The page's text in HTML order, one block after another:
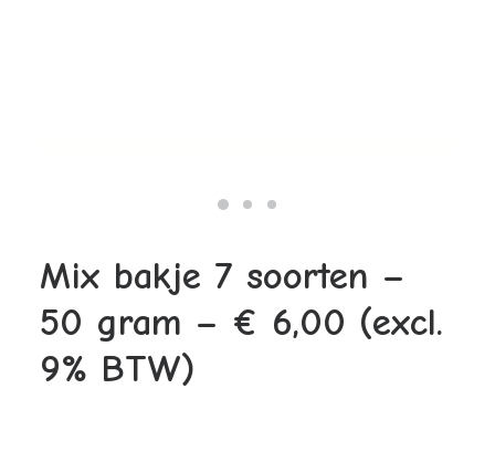
Mix bakje 7 soorten –
50 gram – € 6,00 (excl.
9% BTW)